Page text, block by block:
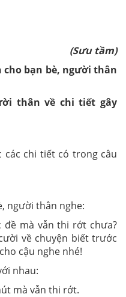
(Sưu tầm)
cho bạn bè, người thân
thân về chi tiết gây
các chi tiết có trong câu
người thân nghe:
mà vẫn thi rớt chưa?
về chuyện biết trước
cậu nghe nhé!
nhau:
mà vẫn thi rớt.